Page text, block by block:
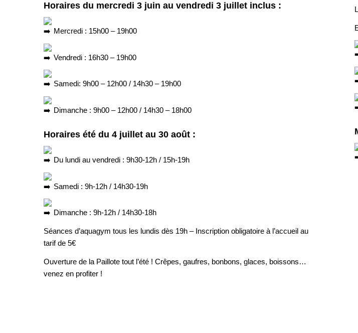
Horaires du mercredi 3 juin au vendredi 3 juillet inclus :
Mercredi : 15h00 – 19h00
Vendredi : 16h30 – 19h00
Samedi: 9h00 – 12h00 / 14h30 – 19h00
Dimanche : 9h00 – 12h00 / 14h30 – 18h00
Horaires été du 4 juillet au 30 août :
Du lundi au vendredi : 9h30-12h / 15h-19h
Samedi : 9h-12h / 14h30-19h
Dimanche : 9h-12h / 14h30-18h
Séances d’aquagym tous les lundis dès 19h – Inscription obligatoire à l’accueil au
tarif de 5€
Ouverture de la Paillote tout l’été ! Crêpes, gaufres, bonbons, glaces, boissons…
venez en profiter !